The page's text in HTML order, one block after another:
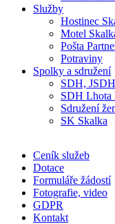
Služby
Hostinec
Motel
Pošta
Potraviny
Spolky a sdružení
SDH,
SDH Lhota
Sdružení
SK Skalka
Ceník služeb
Dotace
Formuláře žádostí
Fotografie, video
GDPR
Kontakt